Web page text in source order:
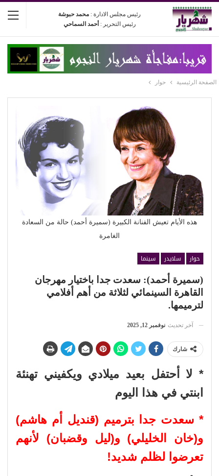
رئيس مجلس الادارة : محمد حبوشة
رئيس التحرير : أحمد السماحي
الصفحة الرئيسية حوار
هذه الأيام تعيش الفنانة الكبيرة (سميرة أحمد) حالة من السعادة
الغامرة
حوار سلايدر
سينما
(سميرة أحمد): سعدت جدا باختيار مهرجان
القاهرة السينمائي لثلاثة من أهم أفلامي
لترميمها.
آخر تحديث نوفمبر 12, 2025
شارك
* لا أحتفل بعيد ميلادي ويكفيني تهنئة
ابنتي في هذا اليوم
* سعدت جدا بترميم (قنديل أم هاشم)
و(خان الخليلي) و(ليل وقضبان) لأنهم
تعرضوا لظلم شديد!